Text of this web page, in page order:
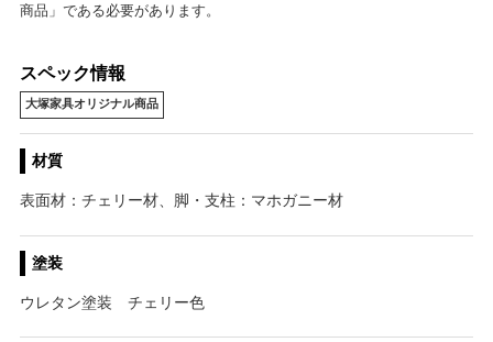
商品」である必要があります。
スペック情報
大塚家具オリジナル商品
材質
表面材：チェリー材、脚・支柱：マホガニー材
塗装
ウレタン塗装 チェリー色